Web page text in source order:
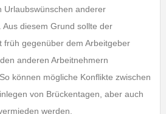
Urlaubswünschen anderer
diesem Grund sollte der
früh gegenüber dem Arbeitgeber
anderen Arbeitnehmern
können mögliche Konflikte zwischen
von Brückentagen, aber auch
werden.